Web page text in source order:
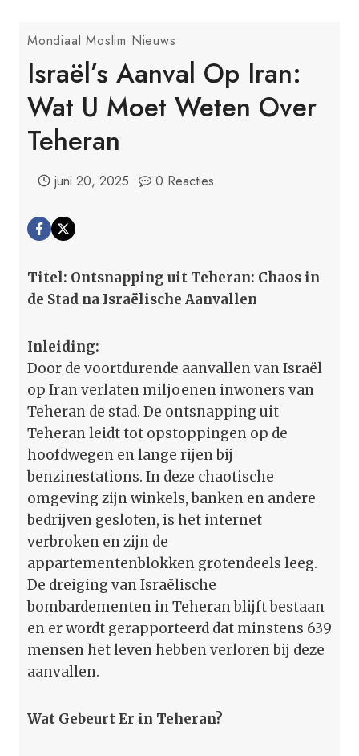
Mondiaal Moslim Nieuws
Israël’s Aanval Op Iran:
Wat U Moet Weten Over
Teheran
juni 20, 2025 0 Reacties
Titel: Ontsnapping uit Teheran: Chaos in
de Stad na Israëlische Aanvallen
Inleiding:
Door de voortdurende aanvallen van Israël
op Iran verlaten miljoenen inwoners van
Teheran de stad. De ontsnapping uit
Teheran leidt tot opstoppingen op de
hoofdwegen en lange rijen bij
benzinestations. In deze chaotische
omgeving zijn winkels, banken en andere
bedrijven gesloten, is het internet
verbroken en zijn de
appartementenblokken grotendeels leeg.
De dreiging van Israëlische
bombardementen in Teheran blijft bestaan
en er wordt gerapporteerd dat minstens 639
mensen het leven hebben verloren bij deze
aanvallen.
Wat Gebeurt Er in Teheran?